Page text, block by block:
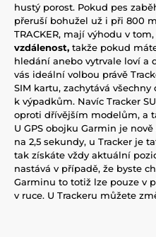
hustý porost. Pokud pes
přeruší bohužel už i při 800
TRACKER, mají výhodu v
vzdálenost, takže pokud
hledání anebo vytrvale loví a
vás ideální volbou právě
SIM kartu, zachytává
k výpadkům. Navíc Tracker
oproti dřívějším modelům, a
U GPS obojku Garmin je
na 2,5 sekundy, u Tracker je
tak získáte vždy aktuální
nastává v případě, že byste
Garminu to totiž lze pouze v
v ruce. U Trackeru můžete